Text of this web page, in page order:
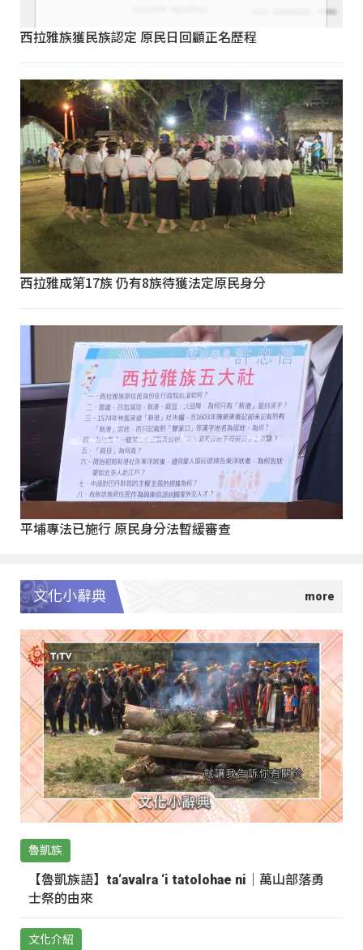
西拉雅族獲民族認定 原民日回顧正名歷程
西拉雅成第17族 仍有8族待獲法定原民身分
平埔專法已施行 原民身分法暫緩審查
文化小辭典
魯凱族
【魯凱族語】ta‘avalra ‘i tatolohae ni｜萬山部落勇
士祭的由來
文化介紹